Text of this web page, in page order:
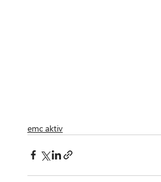
emc aktiv